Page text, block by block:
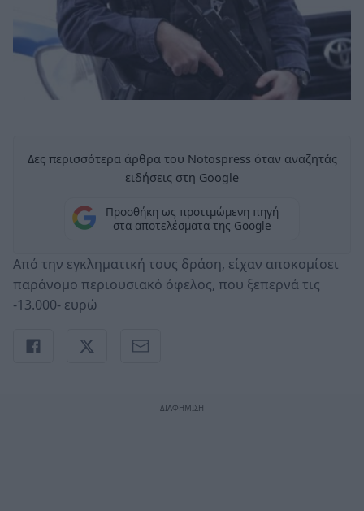
Δες περισσότερα άρθρα του Notospress όταν αναζητάς
ειδήσεις στη Google
Προσθήκη ως προτιμώμενη πηγή
στα αποτελέσματα της Google
Από την εγκληματική τους δράση, είχαν αποκομίσει
παράνομο περιουσιακό όφελος, που ξεπερνά τις
-13.000- ευρώ